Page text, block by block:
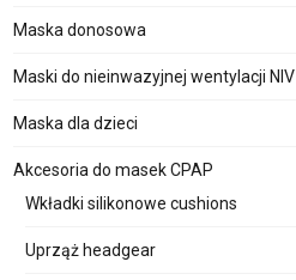
Maska donosowa
Maski do nieinwazyjnej wentylacji NIV
Maska dla dzieci
Akcesoria do masek CPAP
Wkładki silikonowe cushions
Uprząż headgear